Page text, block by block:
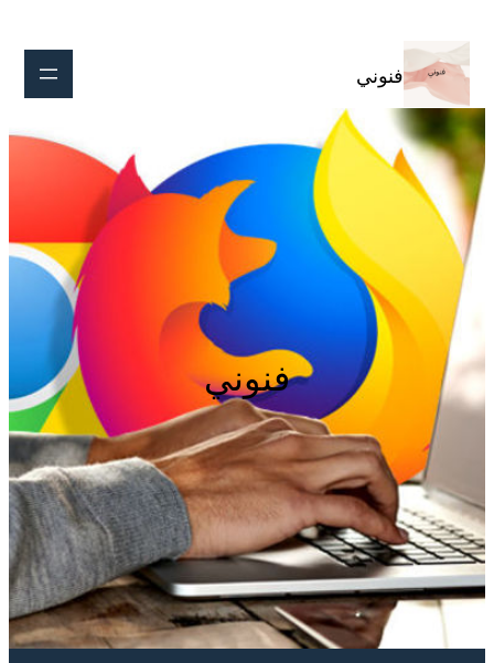
المحتوى
فنوني
فنوني